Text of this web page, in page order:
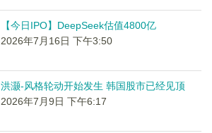
【今日IPO】DeepSeek估值4800亿
2026年7月16日 下午3:50
洪灏-风格轮动开始发生 韩国股市已经见顶
2026年7月9日 下午6:17